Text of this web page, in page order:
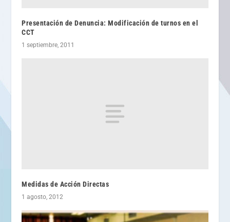
Presentación de Denuncia: Modificación de turnos en el
CCT
1 septiembre, 2011
Medidas de Acción Directas
1 agosto, 2012